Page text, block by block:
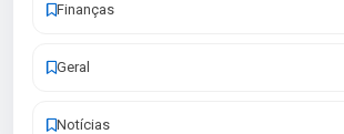
Finanças
Geral
Notícias